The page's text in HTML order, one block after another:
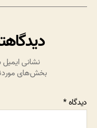
نشانی
بخش‌های
دیدگاه*